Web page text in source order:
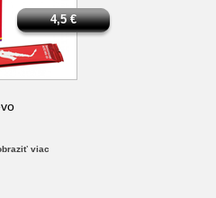
4,5€
viac